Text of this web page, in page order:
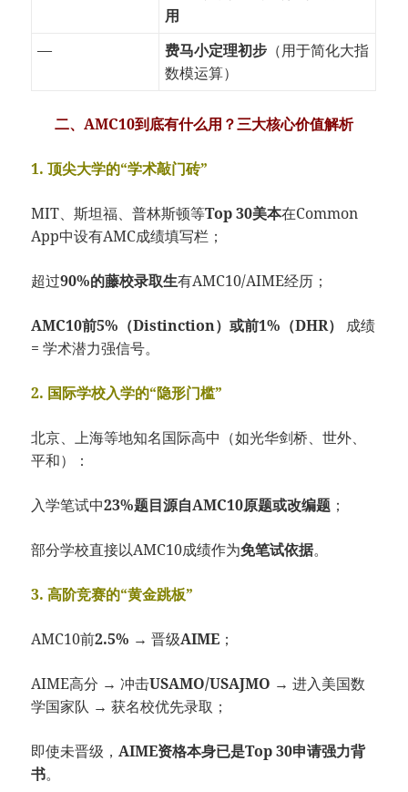
用
—
费马小定理初步 （用于简化大指
数模运算）
二、AMC10到底有什么用？三大核心价值解析
1. 顶尖大学的“学术敲门砖”
MIT、斯坦福、普林斯顿等Top 30美本在Common
App中设有AMC成绩填写栏；
超过90%的藤校录取生有AMC10/AIME经历；
AMC10前5%（Distinction）或前1%（DHR）
成绩
= 学术潜力强信号。
2. 国际学校入学的“隐形门槛”
北京、上海等地知名国际高中（如光华剑桥、世外、
平和）：
入学笔试中23%题目源自AMC10原题或改编题 ；
部分学校直接以AMC10成绩作为免笔试依据。
3. 高阶竞赛的“黄金跳板”
AMC10前2.5% → 晋级AIME ；
AIME高分 → 冲击USAMO/USAJMO → 进入美国数
学国家队 → 获名校优先录取；
即使未晋级，AIME资格本身已是Top 30申请强力背
书。